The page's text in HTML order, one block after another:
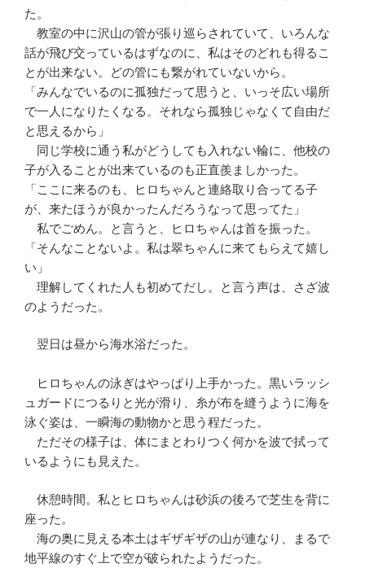
た。
教室の中に沢山の管が張り巡らされていて、いろんな
話が飛び交っているはずなのに、私はそのどれも得るこ
とが出来ない。どの管にも繋がれていないから。
「みんなでいるのに孤独だって思うと、いっそ広い場所
で一人になりたくなる。それなら孤独じゃなくて自由だ
と思えるから」
同じ学校に通う私がどうしても入れない輪に、他校の
子が入ることが出来ているのも正直羨ましかった。
「ここに来るのも、ヒロちゃんと連絡取り合ってる子
が、来たほうが良かったんだろうなって思ってた」
私でごめん。と言うと、ヒロちゃんは首を振った。
「そんなことないよ。私は翠ちゃんに来てもらえて嬉し
い」
理解してくれた人も初めてだし。と言う声は、さざ波
のようだった。
翌日は昼から海水浴だった。
ヒロちゃんの泳ぎはやっぱり上手かった。黒いラッシ
ュガードにつるりと光が滑り、糸が布を縫うように海を
泳ぐ姿は、一瞬海の動物かと思う程だった。
ただその様子は、体にまとわりつく何かを波で拭って
いるようにも見えた。
休憩時間。私とヒロちゃんは砂浜の後ろで芝生を背に
座った。
海の奥に見える本土はギザギザの山が連なり、まるで
地平線のすぐ上で空が破られたようだった。